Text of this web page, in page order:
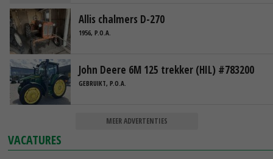
Allis chalmers D-270
1956, P.O.A.
John Deere 6M 125 trekker (HIL) #783200
GEBRUIKT, P.O.A.
MEER ADVERTENTIES
VACATURES